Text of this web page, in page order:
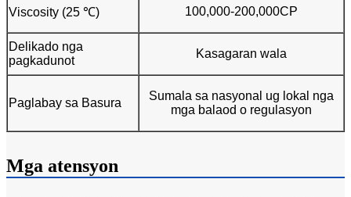
Viscosity (25 ℃) 100,000-200,000CP
Delikado nga
pagkadunot
Kasagaran wala
Paglabay sa Basura
Sumala sa nasyonal ug lokal nga
mga balaod o regulasyon
Mga atensyon